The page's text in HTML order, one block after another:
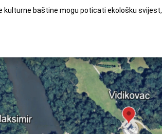
kulturne baštine mogu poticati ekološku